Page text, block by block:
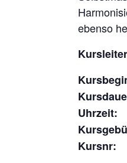
ebenso
Uhrzeit:
Kursnr: